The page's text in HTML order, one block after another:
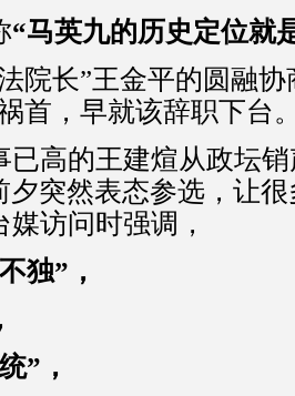
“马英九的历史定位就
院长”王金平的圆融
首，早就该辞职下台
已高的王建煊从政坛
夕突然表态参选，让
访问时强调，
独”，
”，